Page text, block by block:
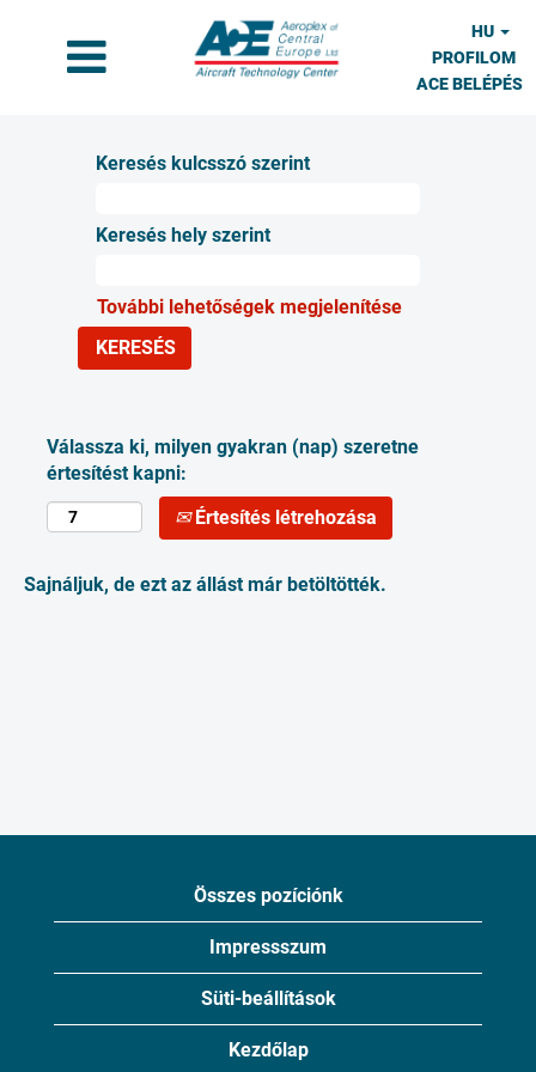
HU
PROFILOM
ACE BELÉPÉS
Keresés kulcsszó szerint
Keresés hely szerint
További lehetőségek megjelenítése
Válassza ki, milyen gyakran (nap) szeretne
értesítést kapni:
Értesítés létrehozása
Sajnáljuk, de ezt az állást már betöltötték.
Összes pozíciónk
Impressszum
Süti-beállítások
Kezdőlap